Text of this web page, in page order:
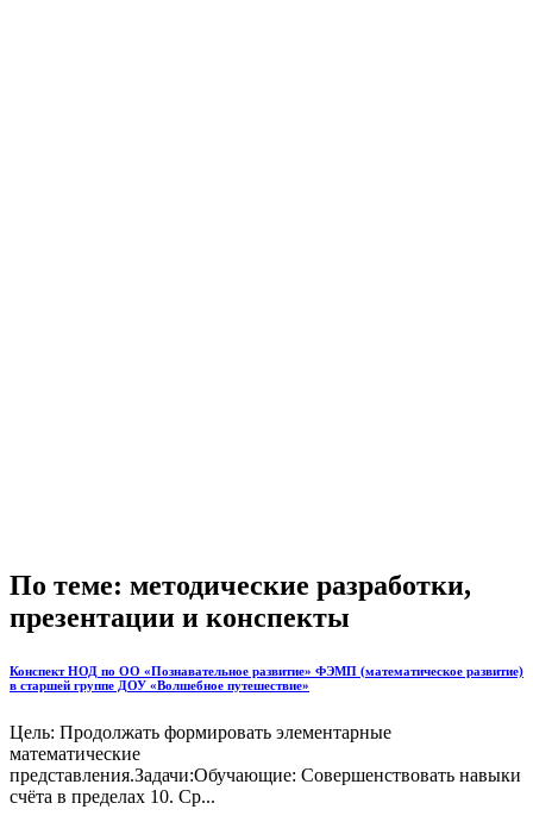
По теме: методические разработки,
презентации и конспекты
Конспект НОД по ОО «Познавательное развитие» ФЭМП (математическое развитие)
в старшей группе ДОУ «Волшебное путешествие»
Цель: Продолжать формировать элементарные
математические
представления.Задачи:Обучающие: Совершенствовать навыки
счёта в пределах 10. Ср...